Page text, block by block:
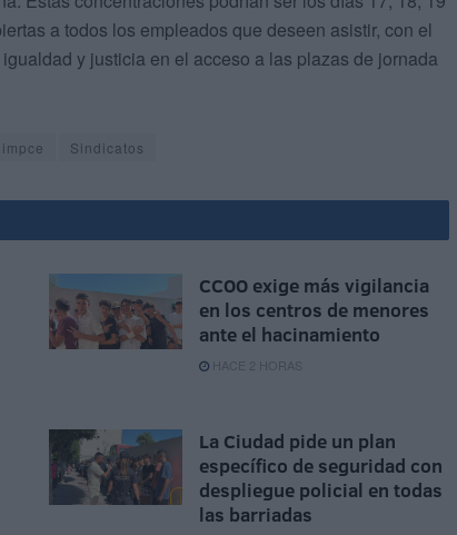
a todos los empleados que deseen asistir, con el
y justicia en el acceso a las plazas de jornada
Sindicatos
CCOO exige más vigilancia
en los centros de menores
ante el hacinamiento
HACE 2 HORAS
La Ciudad pide un plan
específico de seguridad con
despliegue policial en todas
las barriadas